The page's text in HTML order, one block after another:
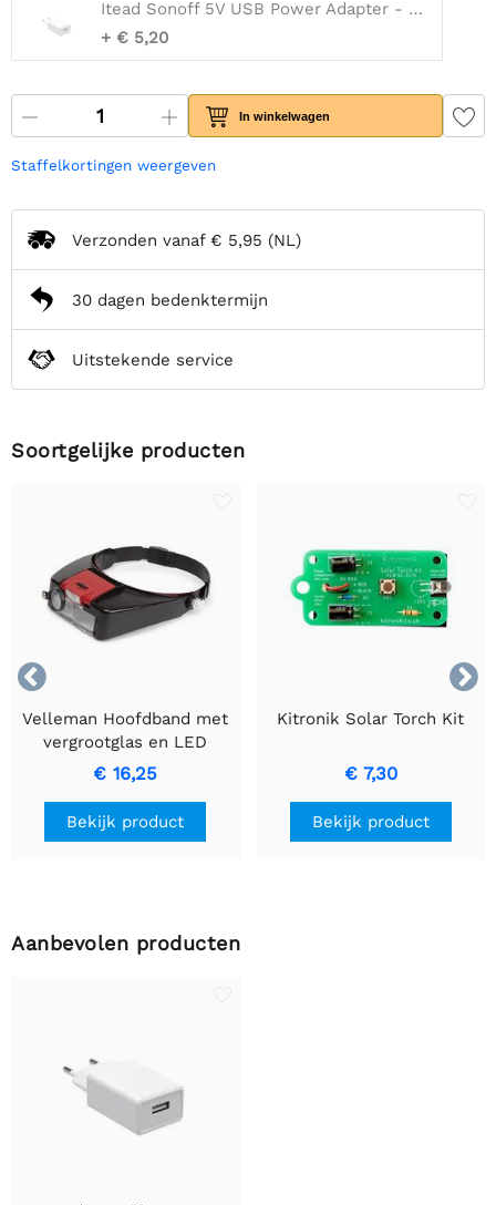
Itead Sonoff 5V USB Power Adapter - 2A - Type E/F
+ € 5,20
In winkelwagen
Staffelkortingen weergeven
Verzonden vanaf € 5,95 (NL)
30 dagen bedenktermijn
Uitstekende service
Soortgelijke producten


Velleman Hoofdband met
vergrootglas en LED
verlichting
€ 16,25
Bekijk product
Kitronik Solar Torch Kit
€ 7,30
Bekijk product
Aanbevolen producten